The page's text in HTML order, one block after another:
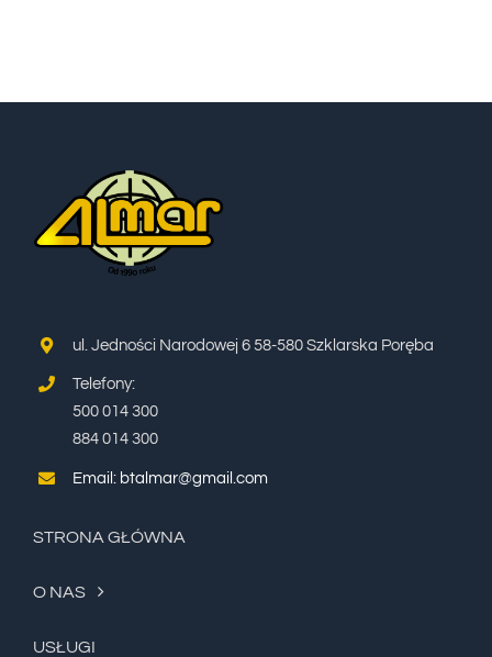
KONTAKT
ul. Jedności Narodowej 6 58-580 Szklarska Poręba
Telefony:
500 014 300
884 014 300
Email: btalmar@gmail.com
STRONA GŁÓWNA
O NAS
USŁUGI